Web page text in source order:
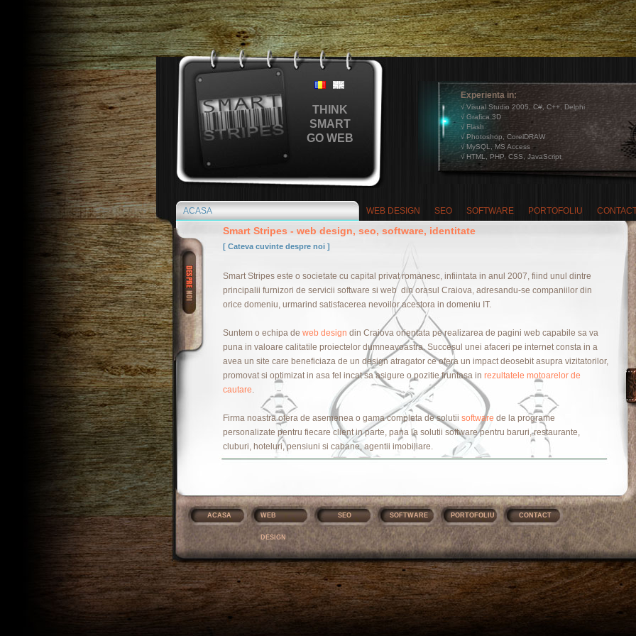
THINK
SMART
GO WEB
Experienta in:
√ Visual Studio 2005, C#, C++, Delphi
√ Grafica 3D
√ Flash
√ Photoshop, CorelDRAW
√ MySQL, MS Access
√ HTML, PHP, CSS, JavaScript
ACASA WEB DESIGN SEO SOFTWARE PORTOFOLIU
Smart Stripes - web design, seo, software, identitate
[ Cateva cuvinte despre noi ]
Smart Stripes este o societate cu capital privat romanesc, infiintata in anul 2007, fiind unul dintre
principalii furnizori de servicii software si web din orasul Craiova, adresandu-se companiilor din
orice domeniu, urmarind satisfacerea nevoilor acestora in domeniu IT.
Suntem o echipa de web design din Craiova orientata pe realizarea de pagini web capabile sa va
puna in valoare calitatile proiectelor dumneavoastra. Succesul unei afaceri pe internet consta in a
avea un site care beneficiaza de un design atragator ce ofera un impact deosebit asupra vizitatorilor,
promovat si optimizat in asa fel incat sa asigure o pozitie fruntasa in rezultatele motoarelor de
cautare.
Firma noastra ofera de asemenea o gama completa de solutii software de la programe
personalizate pentru fiecare client in parte, pana la solutii software pentru baruri, restaurante,
cluburi, hoteluri, pensiuni si cabane, agentii imobiliare.
ACASA WEB
DESIGN
SEO SOFTWARE PORTOFOLIU CONTACT